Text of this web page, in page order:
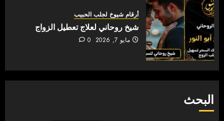
أرقام شيوخ لجلب الحبيب
شيخ روحاني لعلاج تعطيل الزواج
مايو 7, 2026 0
البحث